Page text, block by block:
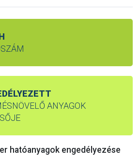
ANYAGOK
hatóanyagok engedélyezése